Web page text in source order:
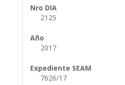
Nro DIA
2125
Año
2017
Expediente SEAM
7626/17